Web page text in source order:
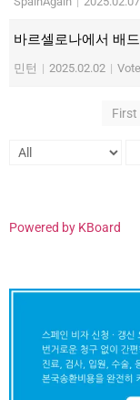
바르셀로나에서 배
민턴 | 2025.02.02 |
First
Powered by KBoard